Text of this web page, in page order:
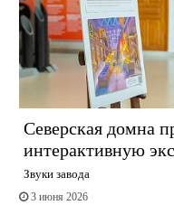
Северская домна
интерактивную
Звуки завода
3 июня 2026